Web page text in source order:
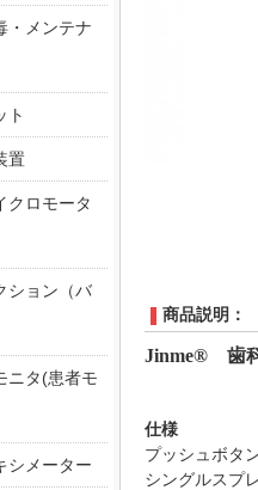
商品説明：
Jinme® 歯
仕様
プッシュボタ
シングルスプ
・メンテナ
ト
置
クロモータ
ション（バ
ニタ(患者モ
シメーター